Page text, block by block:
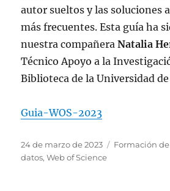
autor sueltos y las soluciones
más frecuentes. Esta guía ha
nuestra compañeraNatalia
Técnico Apoyo a la
Biblioteca de la Universidad
Guia-WOS-2023
Publicado
el
24 de marzo de 2023 Categorías
Formación
datos,Web of Science